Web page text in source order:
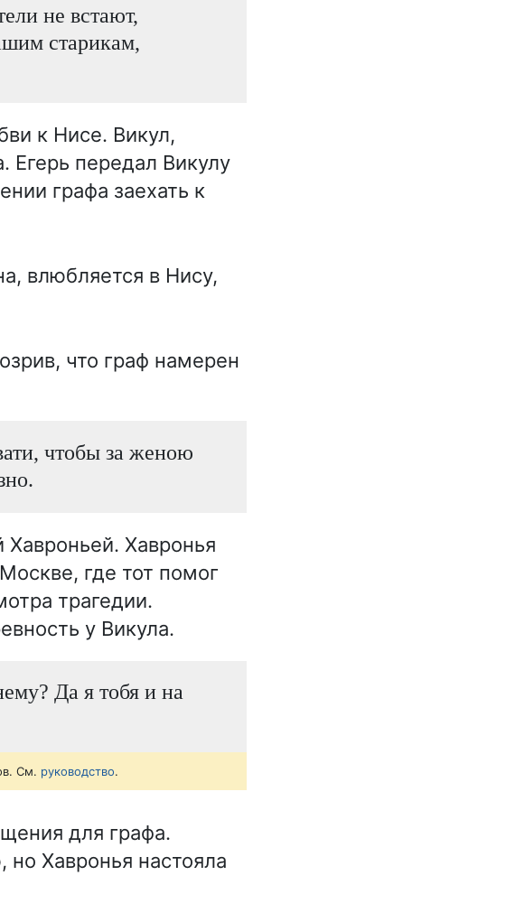
не встают,
старикам,
к Нисе. Викул,
Егерь передал Викулу
графа заехать к
влюбляется в Нису,
что граф намерен
чтобы за женою
Хавронья
где тот помог
трагедии.
у Викула.
Да я тобя и на
См. руководство.
для графа.
Хавронья настояла